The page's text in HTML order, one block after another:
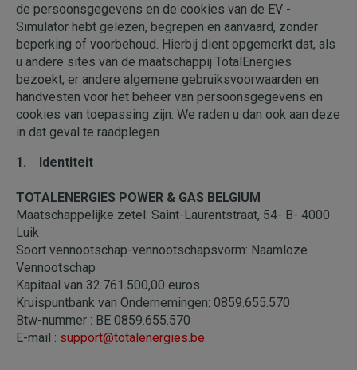
de persoonsgegevens en de cookies van de EV -
Simulator hebt gelezen, begrepen en aanvaard, zonder
beperking of voorbehoud. Hierbij dient opgemerkt dat, als
u andere sites van de maatschappij TotalEnergies
bezoekt, er andere algemene gebruiksvoorwaarden en
handvesten voor het beheer van persoonsgegevens en
cookies van toepassing zijn. We raden u dan ook aan deze
in dat geval te raadplegen.
1. Identiteit
TOTALENERGIES POWER & GAS BELGIUM
Maatschappelijke zetel: Saint-Laurentstraat, 54- B- 4000
Luik
Soort vennootschap-vennootschapsvorm: Naamloze
Vennootschap
Kapitaal van 32.761.500,00 euros
Kruispuntbank van Ondernemingen: 0859.655.570
Btw-nummer : BE 0859.655.570
E-mail : support@totalenergies.be